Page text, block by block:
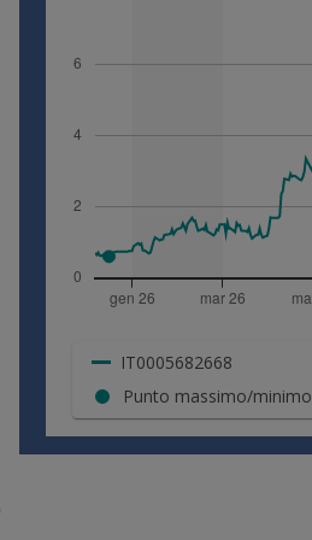
IT0005682668
Punto massimo/minimo